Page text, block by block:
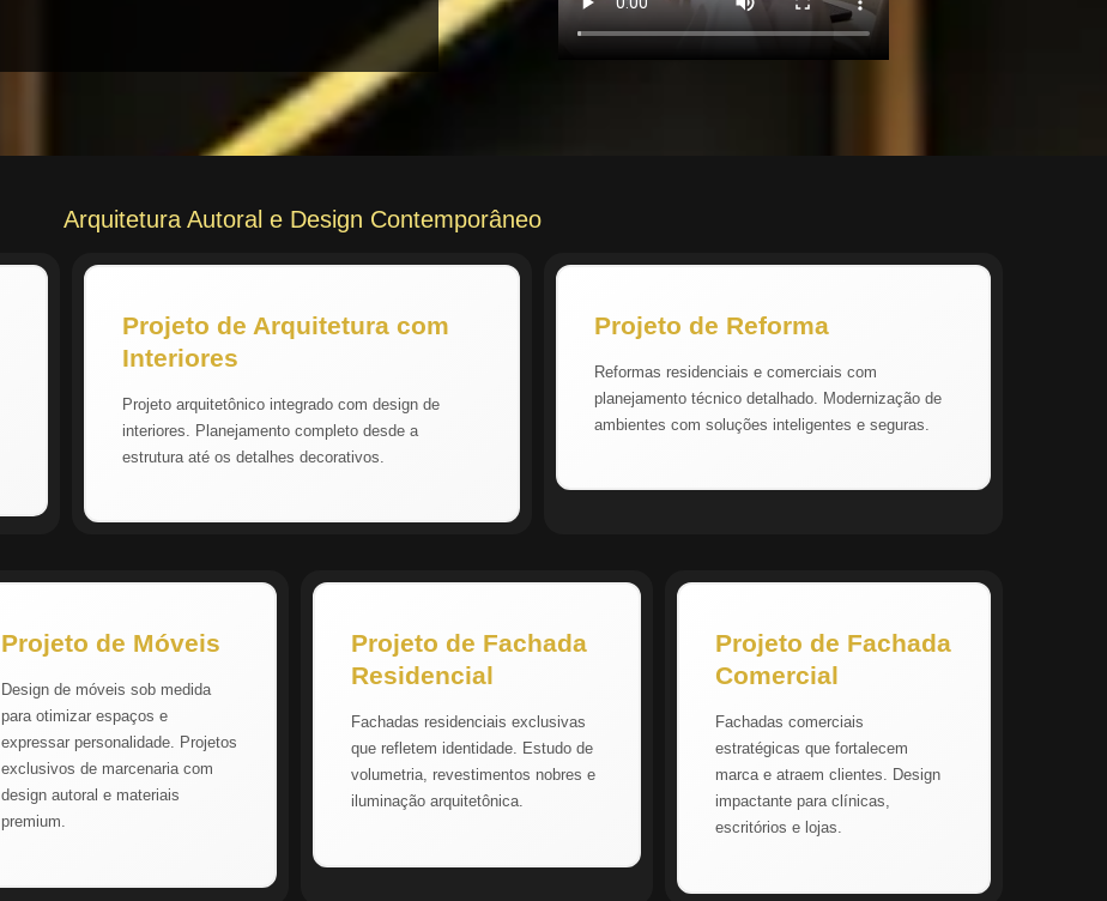
Arquitetura Autoral e Design Contemporâneo
Projeto de Arquitetura com
Interiores
Projeto arquitetônico integrado com design de
interiores. Planejamento completo desde a
estrutura até os detalhes decorativos.
Projeto de Reforma
Reformas residenciais e comerciais com
planejamento técnico detalhado. Modernização de
ambientes com soluções inteligentes e seguras.
Projeto de Móveis
Design de móveis sob medida
para otimizar espaços e
expressar personalidade. Projetos
exclusivos de marcenaria com
design autoral e materiais
premium.
Projeto de Fachada
Residencial
Fachadas residenciais exclusivas
que refletem identidade. Estudo de
volumetria, revestimentos nobres e
iluminação arquitetônica.
Projeto de Fachada
Comercial
Fachadas comerciais
estratégicas que fortalecem
marca e atraem clientes. Design
impactante para clínicas,
escritórios e lojas.